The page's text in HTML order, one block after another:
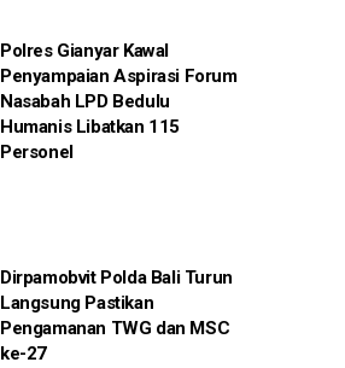
Polres Gianyar Kawal
Penyampaian Aspirasi Forum
Nasabah LPD Bedulu
Humanis Libatkan 115
Personel
Dirpamobvit Polda Bali Turun
Langsung Pastikan
Pengamanan TWG dan MSC
ke-27